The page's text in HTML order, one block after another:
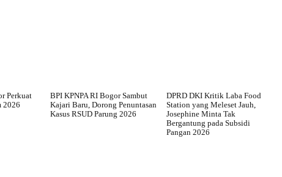
Perkuat
2026
BPI KPNPA RI Bogor Sambut
Kajari Baru, Dorong Penuntasan
Kasus RSUD Parung 2026
DPRD DKI Kritik Laba Food
Station yang Meleset Jauh,
Josephine Minta Tak
Bergantung pada Subsidi
Pangan 2026